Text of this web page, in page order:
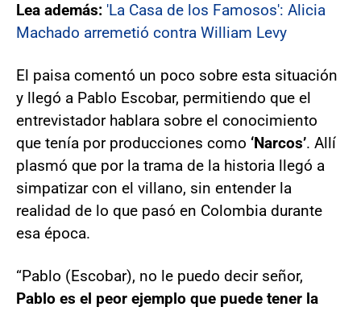
Lea además: 'La Casa de los Famosos': Alicia
Machado arremetió contra William Levy
El paisa comentó un poco sobre esta situación
y llegó a Pablo Escobar, permitiendo que el
entrevistador hablara sobre el conocimiento
que tenía por producciones como ‘Narcos’. Allí
plasmó que por la trama de la historia llegó a
simpatizar con el villano, sin entender la
realidad de lo que pasó en Colombia durante
esa época.
“Pablo (Escobar), no le puedo decir señor,
Pablo es el peor ejemplo que puede tener la